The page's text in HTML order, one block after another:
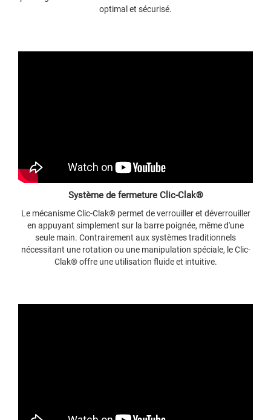
optimal et sécurisé.
Système de fermeture Clic-Clak®
Le mécanisme Clic-Clak® permet de verrouiller et déverrouiller
en appuyant simplement sur la barre poignée, même d'une
seule main. Contrairement aux systèmes traditionnels
nécessitant une rotation ou une manipulation spéciale, le Clic-
Clak® offre une utilisation fluide et intuitive.